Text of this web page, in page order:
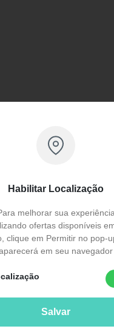
Habilitar Localização
melhorar sua experiência
ofertas disponíveis
clique em Permitir no pop-
em seu navegador
Salvar